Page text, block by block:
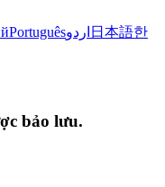
Portuguêsاردو 日本語한
bảo lưu.